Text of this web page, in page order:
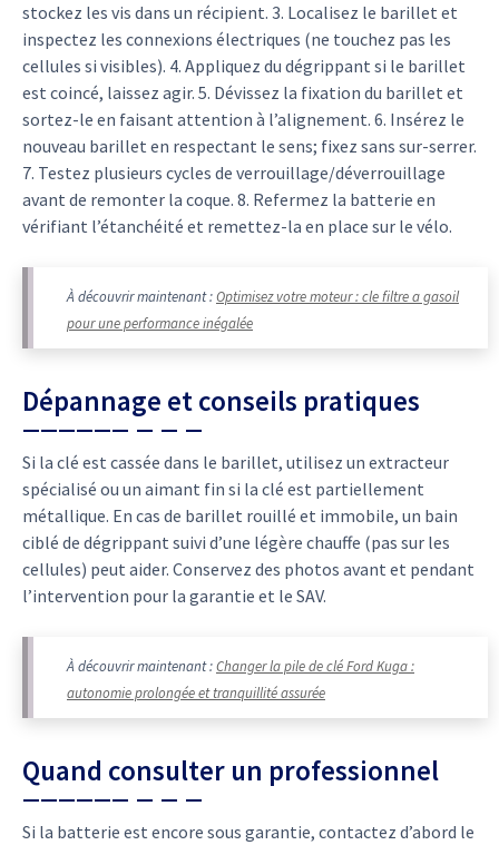
stockez les vis dans un récipient. 3. Localisez le barillet et
inspectez les connexions électriques (ne touchez pas les
cellules si visibles). 4. Appliquez du dégrippant si le barillet
est coincé, laissez agir. 5. Dévissez la fixation du barillet et
sortez-le en faisant attention à l’alignement. 6. Insérez le
nouveau barillet en respectant le sens; fixez sans sur-serrer.
7. Testez plusieurs cycles de verrouillage/déverrouillage
avant de remonter la coque. 8. Refermez la batterie en
vérifiant l’étanchéité et remettez-la en place sur le vélo.
À découvrir maintenant :Optimisez votre moteur : cle filtre a gasoil
pour une performance inégalée
Dépannage et conseils pratiques
Si la clé est cassée dans le barillet, utilisez un extracteur
spécialisé ou un aimant fin si la clé est partiellement
métallique. En cas de barillet rouillé et immobile, un bain
ciblé de dégrippant suivi d’une légère chauffe (pas sur les
cellules) peut aider. Conservez des photos avant et pendant
l’intervention pour la garantie et le SAV.
À découvrir maintenant :Changer la pile de clé Ford Kuga :
autonomie prolongée et tranquillité assurée
Quand consulter un professionnel
Si la batterie est encore sous garantie, contactez d’abord le